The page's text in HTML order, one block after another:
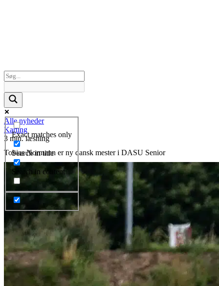
Exact matches only
Search in title
Search in content
Alle nyheder
Karting
3 min. læsning
Tobias Normann er ny dansk mester i DASU Senior